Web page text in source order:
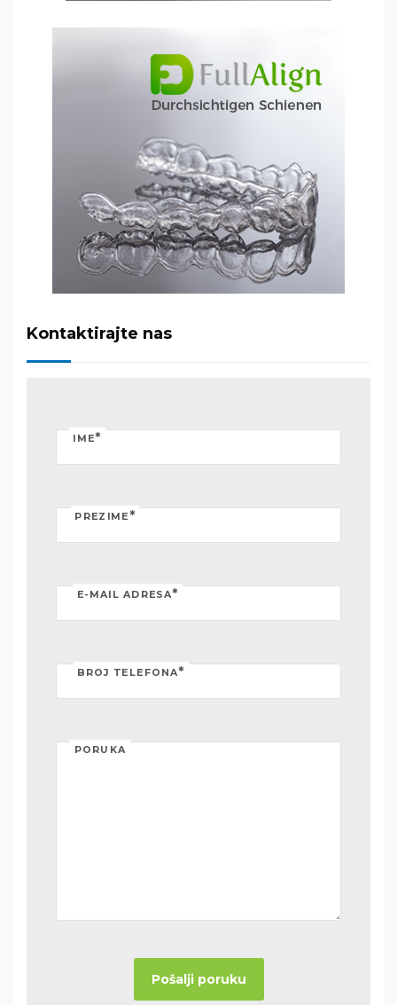
Kontaktirajte nas
IME*
PREZIME *
E-MAIL ADRESA*
BROJ TELEFONA*
PORUKA